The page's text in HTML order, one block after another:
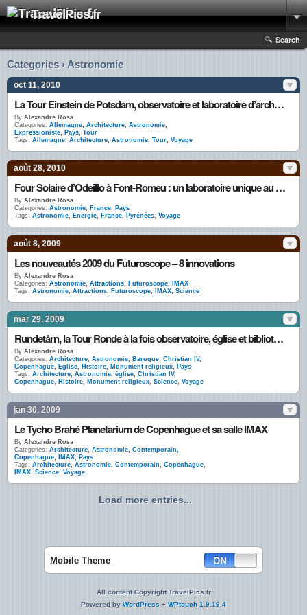
TravelPics.fr
Search
Categories › Astronomie
oct 11, 2010
La Tour Einstein de Potsdam, observatoire et laboratoire d’architecture expressionniste
By Alexandre Rosa
Categories: Allemagne, Architecture, Astronomie,
Expressioniste, Pays, Tour
Tags: Allemagne, Architecture, Astronomie, Tour, Voyage
août 28, 2010
Four Solaire d’Odeillo à Font-Romeu : un laboratoire unique au monde
By Alexandre Rosa
Categories: Astronomie, France, Pays
Tags: Astronomie, Energie, France, Pyrénées, Voyage
août 8, 2009
Les nouveautés 2009 du Futuroscope – 8 innovations
By Alexandre Rosa
Categories: Astronomie, Attractions, Futuroscope,
IMAX
Tags: Astronomie, Attractions, Futuroscope, IMAX, Science
mar 29, 2009
Rundetårn, la Tour Ronde à la fois observatoire, église et bibliothèque
By Alexandre Rosa
Categories: Architecture, Astronomie, Baroque, Christian IV,
Copenhague, Eglise, Histoire, Monument religieux, Pays
Tags: Architecture, Astronomie, église, Christian IV,
Copenhague, Histoire, Monument religieux, Science, Voyage
jan 30, 2009
Le Tycho Brahé Planetarium de Copenhague et sa salle IMAX
By Alexandre Rosa
Categories: Architecture, Astronomie, Contemporain,
Copenhague, IMAX, Pays
Tags: Architecture, Astronomie, Contemporain, Copenhague,
IMAX, Science, Voyage
Load more entries...
Mobile Theme
All content Copyright TravelPics.fr
Powered by WordPress + WPtouch 1.9.19.4